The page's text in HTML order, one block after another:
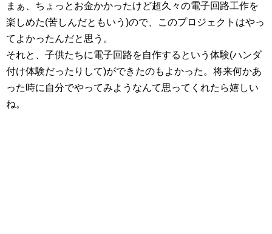
まぁ、ちょっとお金かかったけど超久々の電子回路工作を
楽しめた(苦しんだともいう)ので、このプロジェクトはやっ
てよかったんだと思う。
それと、子供たちに電子回路を自作するという体験(ハンダ
付け体験だったりして)ができたのもよかった。将来何かあ
った時に自分でやってみようなんて思ってくれたら嬉しい
ね。